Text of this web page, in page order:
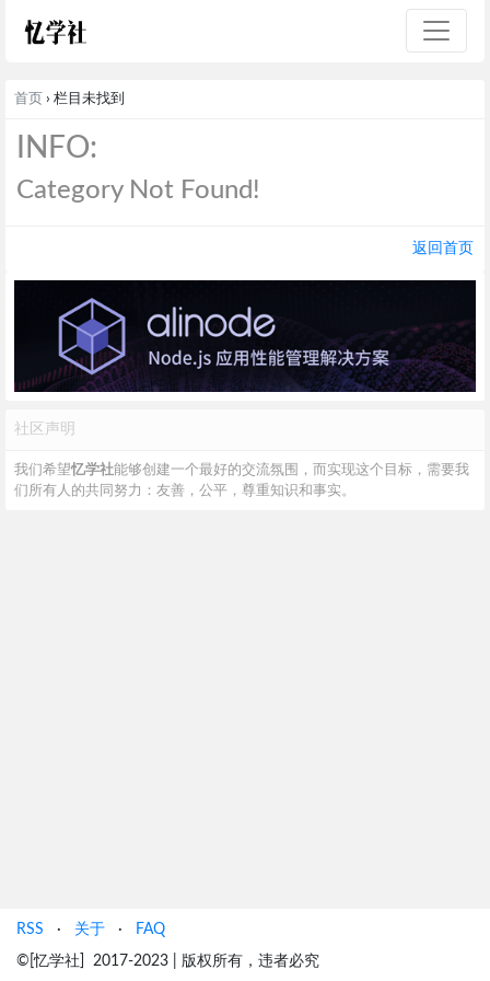
首页 › 栏目未找到
INFO:
Category Not Found!
返回首页
社区声明
我们希望忆学社能够创建一个最好的交流氛围，而实现这个目标，需要我
们所有人的共同努力：友善，公平，尊重知识和事实。
RSS · 关于 ·
FAQ
©[忆学社] 2017-2023 | 版权所有，违者必究